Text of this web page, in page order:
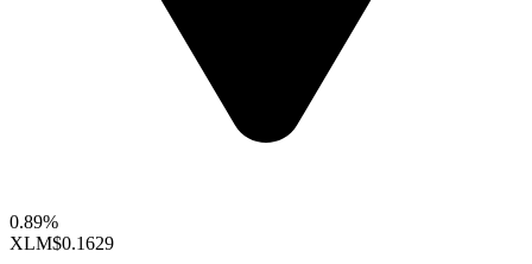
0.89%
XLM$0.1629